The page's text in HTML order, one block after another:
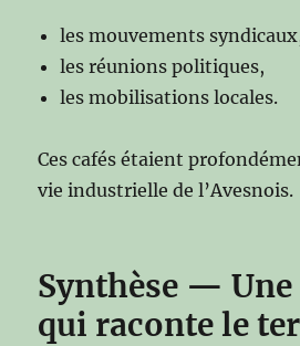
les mouvements
les réunions politiques,
les mobilisations locales.
Ces cafés étaient
vie industrielle de l’Avesnois.
Synthèse —
qui raconte le